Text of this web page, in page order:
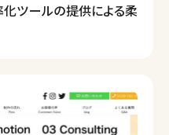
ツールの提供による柔